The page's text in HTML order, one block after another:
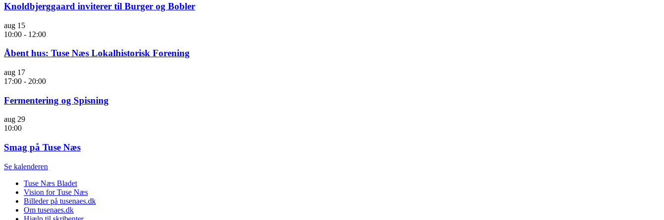
Knoldbjerggaard inviterer til Burger og Bobler
aug 15
10:00 - 12:00
Åbent hus: Tuse Næs Lokalhistorisk Forening
aug 17
17:00 - 20:00
Fermentering og Spisning
aug 29
10:00
Smag på Tuse Næs
Se kalenderen
Tuse Næs Bladet
Vision for Tuse Næs
Billeder på tusenaes.dk
Om tusenaes.dk